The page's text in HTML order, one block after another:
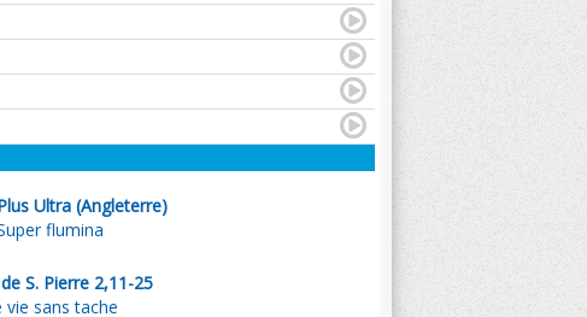
Ultra (Angleterre)
flumina
S. Pierre 2,11-25
vie sans tache